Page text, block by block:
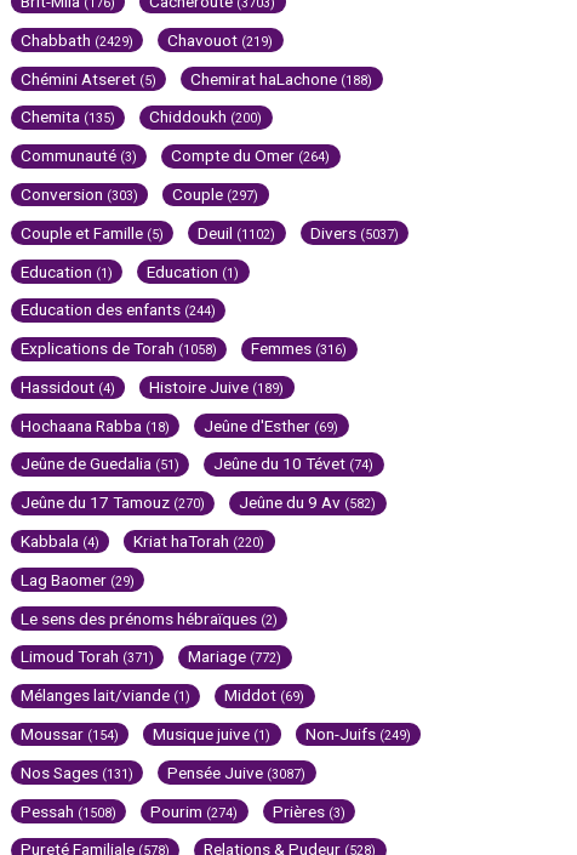
Chabbath (2429) Chavouot (219)
Chémini Atseret (5) Chemirat haLachone (188)
Chemita (135) Chiddoukh (200)
Communauté (3) Compte du Omer (264)
Conversion (303) Couple (297)
Couple et Famille (5) Deuil (1102) Divers (5037)
Education (1) Education (1)
Education des enfants (244)
Explications de Torah (1058) Femmes (316)
Hassidout (4) Histoire Juive (189)
Hochaana Rabba (18) Jeûne d'Esther (69)
Jeûne de Guedalia (51) Jeûne du 10 Tévet (74)
Jeûne du 17 Tamouz (270) Jeûne du 9 Av (582)
Kabbala (4) Kriat haTorah (220)
Lag Baomer (29)
Le sens des prénoms hébraïques (2)
Limoud Torah (371) Mariage (772)
Mélanges lait/viande (1) Middot (69)
Moussar (154) Musique juive (1) Non-Juifs (249)
Nos Sages (131) Pensée Juive (3087)
Pessah (1508) Pourim (274) Prières (3)
Pureté Familiale (578) Relations & Pudeur (528)